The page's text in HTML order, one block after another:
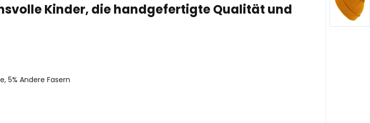
Kinder, die handgefertigte Qualität und
5% Andere Fasern